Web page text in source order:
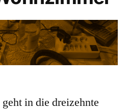
in die dreizehnte